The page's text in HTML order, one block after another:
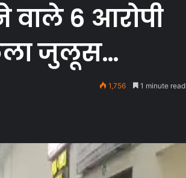
वाले 6 आरोपी
जुलूस…
1,756 1 minute read